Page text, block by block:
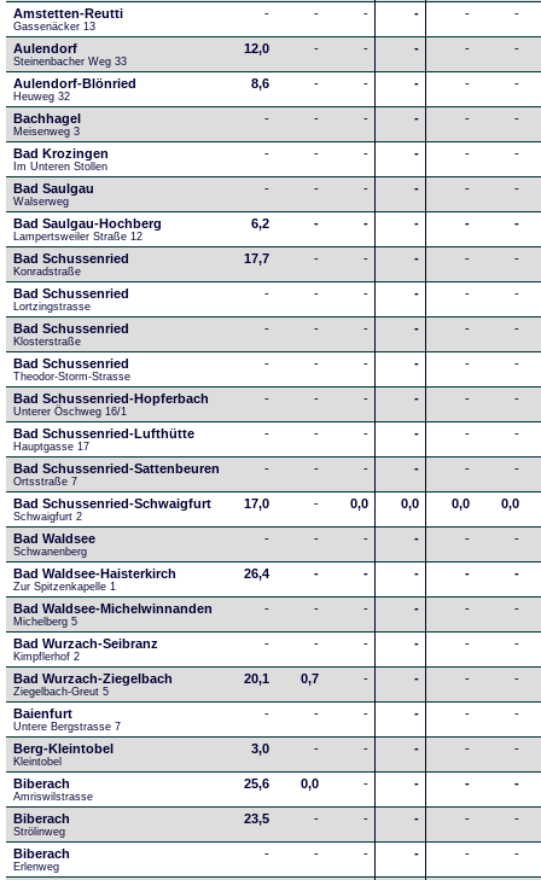
Amstetten-Reutti
Gassenäcker 13
- - - - - -
Aulendorf
Steinenbacher Weg 33
12,0 - - - - -
Aulendorf-Blönried
Heuweg 32
8,6 - - - - -
Bachhagel
Meisenweg 3
- - - - - -
Bad Krozingen
Im Unteren Stollen
- - - - - -
Bad Saulgau
Walserweg
- - - - - -
Bad Saulgau-Hochberg
Lampertsweiler Straße 12
6,2 - - - - -
Bad Schussenried
Konradstraße
17,7 - - - - -
Bad Schussenried
Lortzingstrasse
- - - - - -
Bad Schussenried
Klosterstraße
- - - - - -
Bad Schussenried
Theodor-Storm-Strasse
- - - - - -
Bad Schussenried-Hopferbach
Unterer Öschweg 16/1
- - - - - -
Bad Schussenried-Lufthütte
Hauptgasse 17
- - - - - -
Bad Schussenried-Sattenbeuren
Ortsstraße 7
- - - - - -
Bad Schussenried-Schwaigfurt
Schwaigfurt 2
17,0 - 0,0 0,0 0,0 0,0
Bad Waldsee
Schwanenberg
- - - - - -
Bad Waldsee-Haisterkirch
Zur Spitzenkapelle 1
26,4 - - - - -
Bad Waldsee-Michelwinnanden
Michelberg 5
- - - - - -
Bad Wurzach-Seibranz
Kimpflerhof 2
- - - - - -
Bad Wurzach-Ziegelbach
Ziegelbach-Greut 5
20,1 0,7 - - - -
Baienfurt
Untere Bergstrasse 7
- - - - - -
Berg-Kleintobel
Kleintobel
3,0 - - - - -
Biberach
Amriswilstrasse
25,6 0,0 - - - -
Biberach
Strölinweg
23,5 - - - - -
Biberach
Erlenweg
- - - - - -